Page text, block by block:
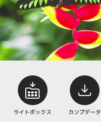
ライトボックス カンプデータ